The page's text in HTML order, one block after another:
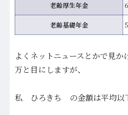
老齢厚生年金
老齢基礎年金
よくネットニュースとかで見か
万と目にしますが、
私 ひろきち の金額は平均以下